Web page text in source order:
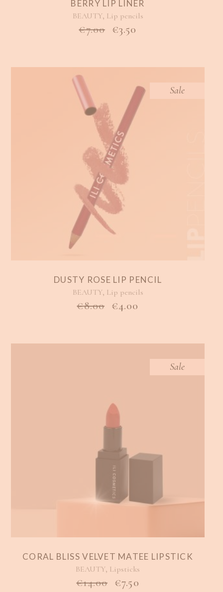
BERRY LIP LINER
BEAUTY, Lip pencils
€7.00 ORIGINAL
PRICE
€3.50
Sale
DUSTY ROSE LIP PENCIL
BEAUTY, Lip pencils
€8.00 ORIGINAL
€4.00
Sale
CORAL BLISS VELVET MATEE LIPSTICK
BEAUTY, Lipsticks
€14.00 ORIGINAL
€7.50